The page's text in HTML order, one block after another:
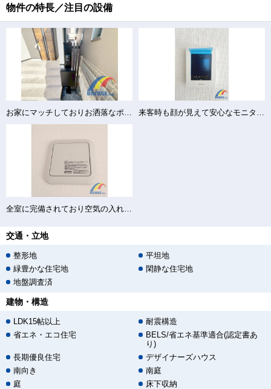
物件の特長／注目の設備
お家にマッチしておりお洒落なポスト 来客時も顔が見えて安心なモニター付きインターホン
全室に完備されており空気の入れ替えもバッチリ♪
交通・立地
整形地
平坦地
緑豊かな住宅地
閑静な住宅地
地盤調査済
建物・構造
LDK15帖以上
耐震構造
省エネ・エコ住宅
BELS/省エネ基準適合(認定書あ
り)
長期優良住宅
デザイナーズハウス
南向き
南庭
庭
床下収納